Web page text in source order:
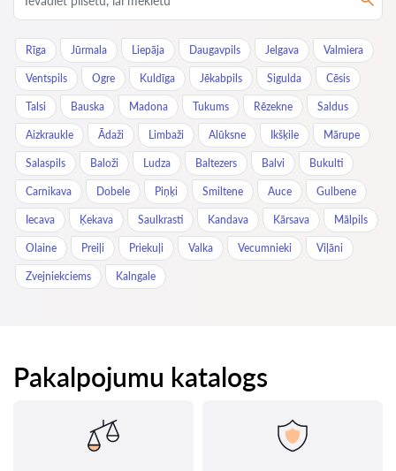
Rīga Jūrmala Liepāja Daugavpils Jelgava Valmiera
Ventspils Ogre Kuldīga Jēkabpils Sigulda Cēsis
Talsi Bauska Madona Tukums Rēzekne Saldus
Aizkraukle Ādaži Limbaži Alūksne Ikšķile Mārupe
Salaspils Baloži Ludza Baltezers Balvi Bukulti
Carnikava Dobele Piņķi Smiltene Auce Gulbene
Iecava Ķekava Saulkrasti Kandava Kārsava Mālpils
Olaine Preiļi Priekuļi Valka Vecumnieki Viļāni
Zvejniekciems Kalngale
Pakalpojumu katalogs